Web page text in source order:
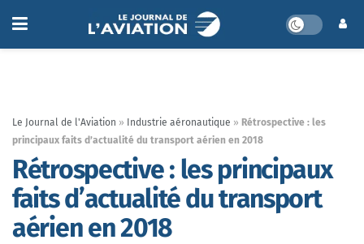
Le Journal de l'Aviation » Industrie aéronautique » Rétrospective : les
principaux faits d’actualité du transport aérien en 2018
Rétrospective : les principaux
faits d’actualité du transport
aérien en 2018